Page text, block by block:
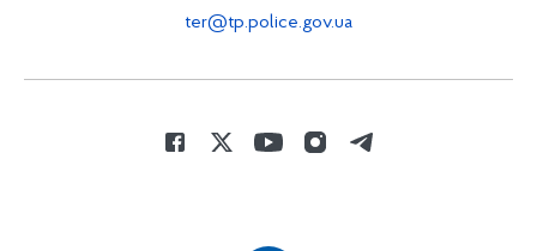
ter@tp.police.gov.ua